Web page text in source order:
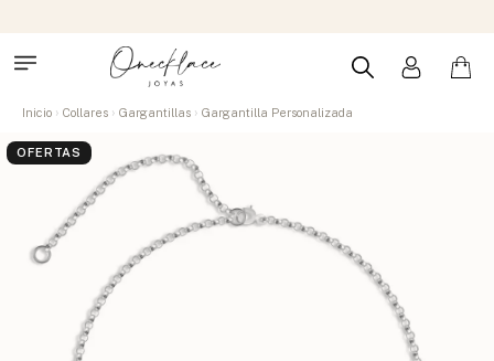
Inicio Collares Gargantillas Gargantilla Personalizada
OFERTAS